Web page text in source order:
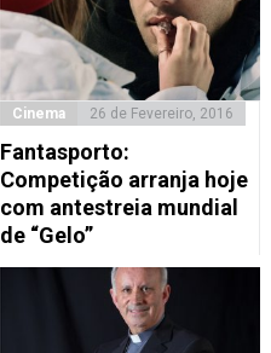
Cinema 26 de Fevereiro, 2016
Fantasporto:
Competição arranja hoje
com antestreia mundial
de “Gelo”